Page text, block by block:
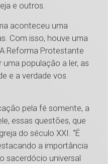
e outros.
aconteceu uma
Com isso, houve uma
Reforma Protestante
população a ler, as
e a verdade vos
pela fé somente, a
essas questões, que
do século XXI. “É
a importância
sacerdócio universal